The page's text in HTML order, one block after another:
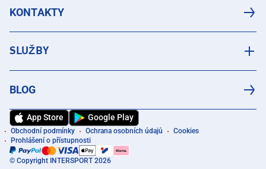
KONTAKTY
SLUŽBY
BLOG
App Store Google Play
Obchodní podmínky Ochrana osobních údajů
Cookies
Prohlášení o přístupnosti
© Copyright INTERSPORT 2026